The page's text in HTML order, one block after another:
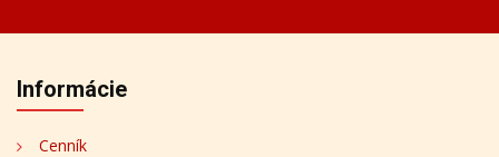
Informácie
Cenník